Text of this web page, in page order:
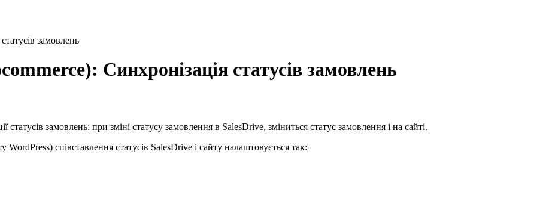
замовлень
Синхронізація статусів замовлень
статусів замовлень: при зміні статусу замовлення в SalesDrive, зміниться статус замовлення і на сайті.
співставлення статусів SalesDrive і сайту налаштовується так: